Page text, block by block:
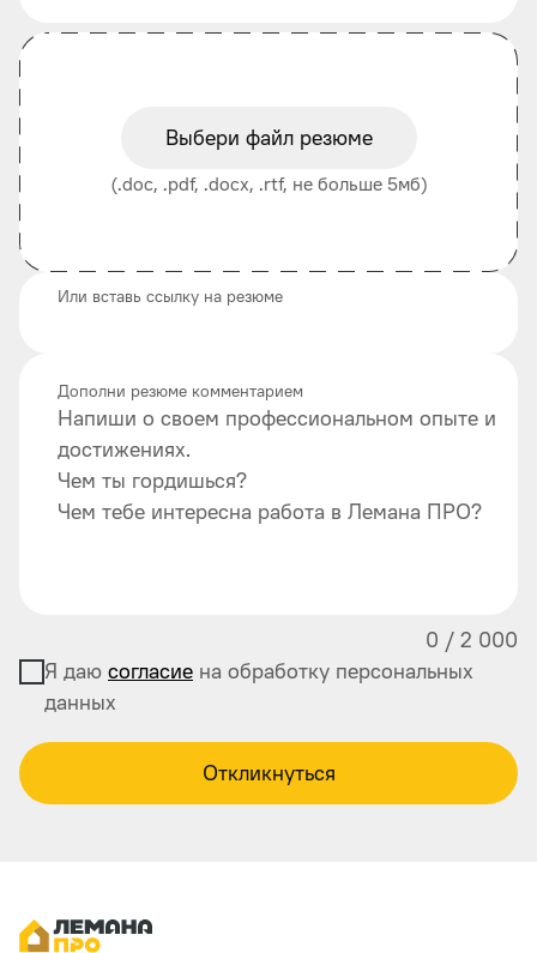
Выбери файл резюме
(.doc, .pdf, .docx, .rtf, не больше 5мб)
Или вставь ссылку на резюме
Напиши о своем профессиональном опыте и
достижениях.
Чем ты гордишься?
Чем тебе интересна работа в Лемана ПРО?
Дополни резюме комментарием
0 / 2 000
Я даю согласие на обработку персональных
данных
Откликнуться